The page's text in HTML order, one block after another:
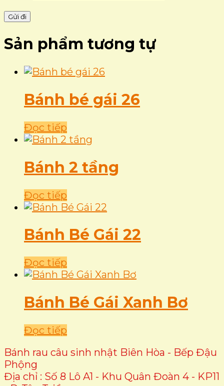
Sản phẩm tương tự
Bánh bé gái 26
Đọc tiếp
Bánh 2 tầng
Đọc tiếp
Bánh Bé Gái 22
Đọc tiếp
Bánh Bé Gái Xanh Bơ
Đọc tiếp
Bánh rau câu sinh nhật Biên Hòa - Bếp Đậu
Phộng
Địa chỉ : Số 8 Lô A1 - Khu Quân Đoàn 4 - KP11